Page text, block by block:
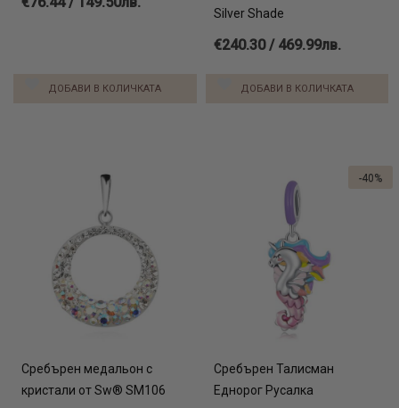
ДОБАВИ В КОЛИЧКАТА
Silver Shade
€240.30 / 469.99лв.
ДОБАВИ В КОЛИЧКАТА
Сребърен медальон с
кристали от Sw® SM106
Сребърен Талисман
Еднорог Русалка
-40%